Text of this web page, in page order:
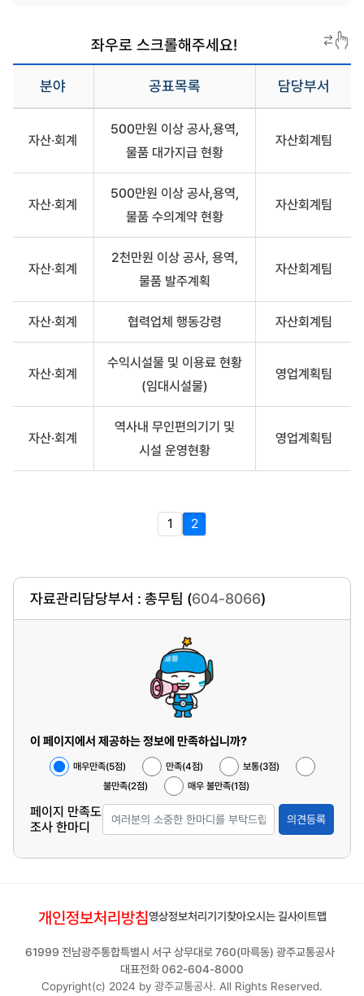
사
분야 공표목록 담당부서
자산·회계
500만원 이상 공사,용역,
물품 대가지급 현황
자산회계팀
자산·회계
500만원 이상 공사,용역,
물품 수의계약 현황
자산회계팀
자산·회계
2천만원 이상 공사, 용역,
물품 발주계획
자산회계팀
자산·회계 협력업체 행동강령 자산회계팀
자산·회계
수익시설물 및 이용료 현황
(임대시설물)
영업계획팀
자산·회계
역사내 무인편의기기 및
시설 운영현황
영업계획팀
1 2
자료관리담당부서 : 총무팀 (604-8066)
이 페이지에서 제공하는 정보에 만족하십니까?
매우만족(5점) 만족(4점)
보통(3점)
불만족(2점)
매우 불만족(1점)
페이지 만족도
조사 한마디
의견등록
개인정보처리방침영상정보처리기기 찾아오시는 길사이트맵
61999 전남광주통합특별시 서구 상무대로 760(마륵동) 광주교통공사
대표전화 062-604-8000
Copyright(c) 2024 by 광주교통공사. All Rights Reserved.